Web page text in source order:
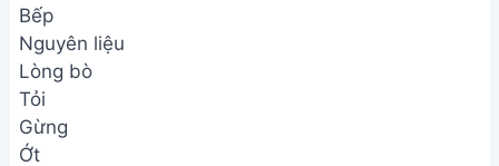
Bếp
Nguyên liệu
Lòng bò
Tỏi
Gừng
Ớt